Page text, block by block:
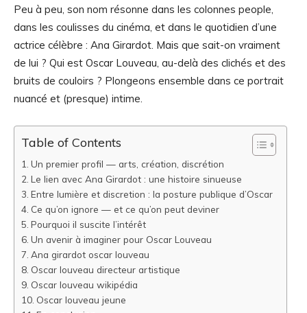
Peu à peu, son nom résonne dans les colonnes people,
dans les coulisses du cinéma, et dans le quotidien d’une
actrice célèbre : Ana Girardot. Mais que sait-on vraiment
de lui ? Qui est Oscar Louveau, au-delà des clichés et des
bruits de couloirs ? Plongeons ensemble dans ce portrait
nuancé et (presque) intime.
Table of Contents
Un premier profil — arts, création, discrétion
Le lien avec Ana Girardot : une histoire sinueuse
Entre lumière et discretion : la posture publique d’Oscar
Ce qu’on ignore — et ce qu’on peut deviner
Pourquoi il suscite l’intérêt
Un avenir à imaginer pour Oscar Louveau
Ana girardot oscar louveau
Oscar louveau directeur artistique
Oscar louveau wikipédia
Oscar louveau jeune